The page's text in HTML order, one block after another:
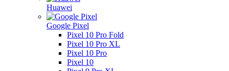
Huawei
Google Pixel
Pixel 10 Pro Fold
Pixel 10 Pro XL
Pixel 10 Pro
Pixel 10